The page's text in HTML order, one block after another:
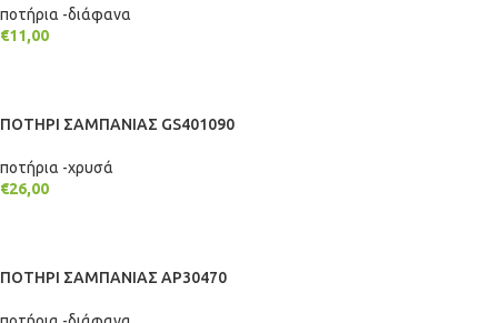
ποτήρια -διάφανα
€11,00
ΠΟΤΗΡΙ ΣΑΜΠΑΝΙΑΣ GS401090
ποτήρια -χρυσά
€26,00
ΠΟΤΗΡΙ ΣΑΜΠΑΝΙΑΣ AP30470